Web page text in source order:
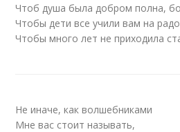
Чтоб душа была добром полна,
Чтобы дети все учили вам на
Чтобы много лет не приходила
Не иначе, как волшебниками
Мне вас стоит называть,